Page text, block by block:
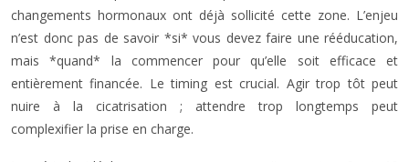
changements hormonaux ont déjà sollicité cette zone. L’enjeu
n’est donc pas de savoir *si* vous devez faire une rééducation,
mais *quand* la commencer pour qu’elle soit efficace et
entièrement financée. Le timing est crucial. Agir trop tôt peut
nuire à la cicatrisation ; attendre trop longtemps peut
complexifier la prise en charge.